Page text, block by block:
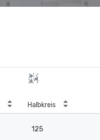
Halbkreis
125